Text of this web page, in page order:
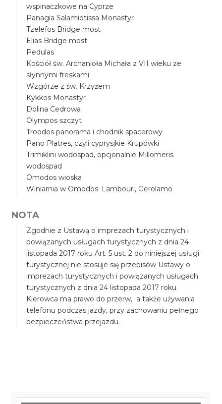
wspinaczkowe na Cyprze
Panagia Salamiotissa Monastyr
Tzelefos Bridge most
Elias Bridge most
Pedulas
Kościół św. Archanioła Michała z VII wieku ze
słynnymi freskami
Wzgórze z św. Krzyżem
Kykkos Monastyr
Dolina Cedrowa
Olympos szczyt
Troodos panorama i chodnik spacerowy
Pano Platres, czyli cyprysjkie Krupówki
Trimiklini wodospad, opcjonalnie Millomeris
wodospad
Omodos wioska
Winiarnia w Omodos: Lambouri, Gerolamo
NOTA
Zgodnie z Ustawą o imprezach turystycznych i
powiązanych usługach turystycznych z dnia 24
listopada 2017 roku Art. 5 ust. 2 do niniejszej usługi
turystycznej nie stosuje się przepisów Ustawy o
imprezach turystycznych i powiązanych usługach
turystycznych z dnia 24 listopada 2017 roku.
Kierowca ma prawo do przerw, a także używania
telefonu podczas jazdy, przy zachowaniu pełnego
bezpieczeństwa przejazdu.